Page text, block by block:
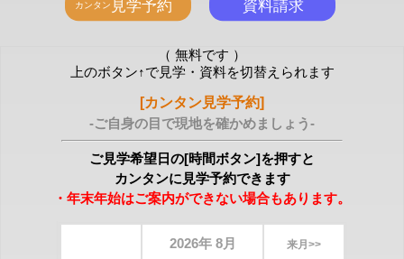
（ 無料です ）
上のボタン↑で見学・資料を切替えられます
[カンタン見学予約]
-ご自身の目で現地を確かめましょう-
ご見学希望日の[時間ボタン]を押すと
カンタンに見学予約できます
・年末年始はご案内ができない場合もあります。
2026年 8月 来月>>